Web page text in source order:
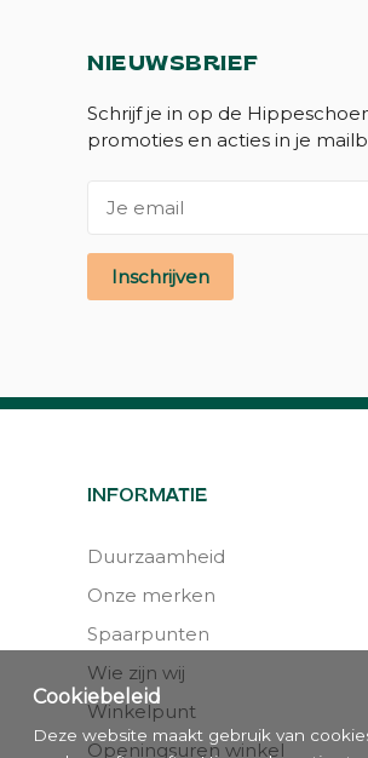
NIEUWSBRIEF
Schrijf je in op de
promoties en acties in je
Inschrijven
INFORMATIE
Duurzaamheid
Onze merken
Spaarpunten
Wie zijn wij
Winkelpunt
Openingsuren winkel
Cookiebeleid
Deze website maakt gebruik van